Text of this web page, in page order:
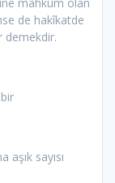
de hakîkatde
demekdir.
sayısı